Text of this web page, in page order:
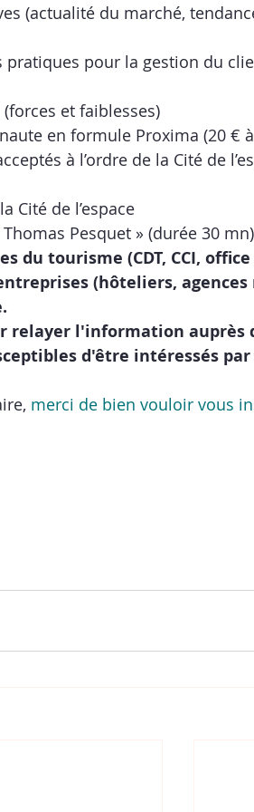
(actualité du marché,
pratiques pour la gestion du
et faiblesses)
en formule Proxima (20 €
à l’ordre de la Cité de
Cité de l’espace
Pesquet » (durée 30 mn)
du tourisme (CDT, CCI,
(hôteliers, agences
relayer l'information auprès
d'être intéressés
merci de bien vouloir vous